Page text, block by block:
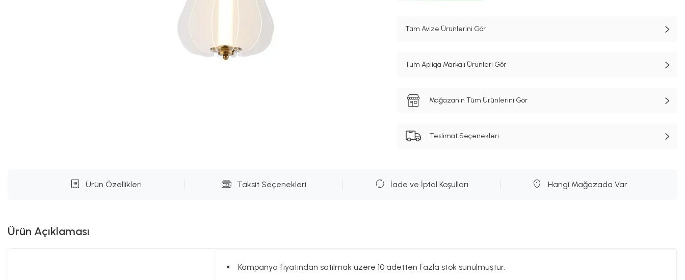
Tüm Avize Ürünlerini Gör
Tüm Apliqa Markalı Ürünleri Gör
Mağazanın Tüm Ürünlerini Gör
Teslimat Seçenekleri
Ürün Özellikleri Taksit Seçenekleri İade ve İptal Koşulları Hangi Mağazada Var
Ürün Açıklaması
Kampanya fiyatından satılmak üzere 10 adetten fazla stok sunulmuştur.